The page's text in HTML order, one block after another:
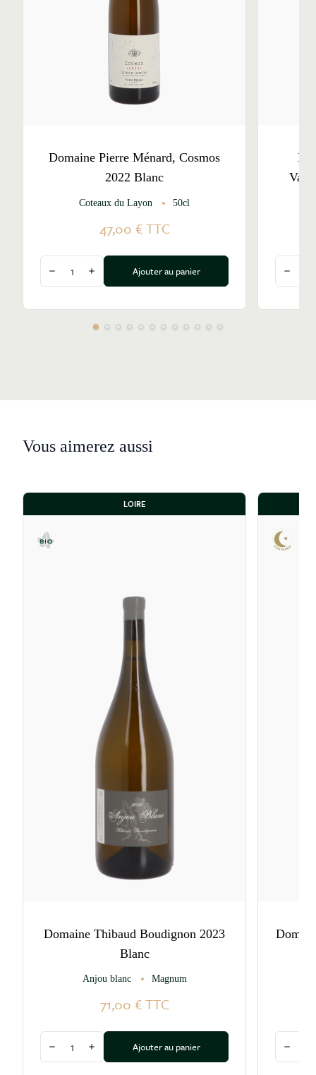
Domaine Pierre Ménard, Cosmos
2022 Blanc
Coteaux du Layon 50cl
47,00 €TTC
Quantité
Diminuer la quantité
Augmenter la quantité
Ajouter au panier
Quantité
Vous aimerez aussi
LOIRE
Domaine Thibaud Boudignon 2023
Blanc
Anjou blanc Magnum
71,00 €TTC
Diminuer la quantité
Augmenter la quantité
Ajouter au panier